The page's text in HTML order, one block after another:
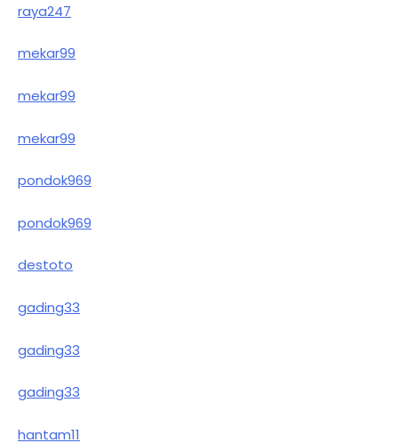
raya247
mekar99
mekar99
mekar99
pondok969
pondok969
destoto
gading33
gading33
gading33
hantam11